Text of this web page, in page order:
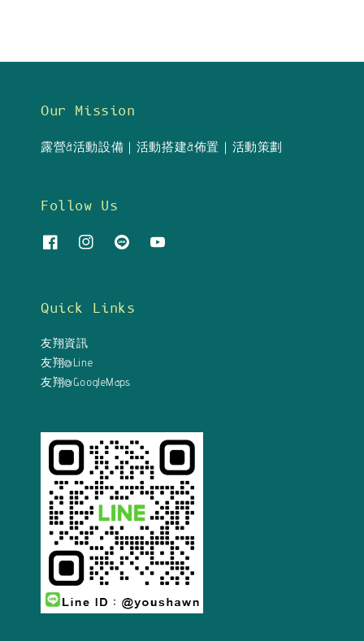
Our Mission
露營&活動設備｜活動搭建&佈置｜活動策劃
Follow Us
Quick Links
友翔資訊
友翔@Line
友翔@GoogleMaps